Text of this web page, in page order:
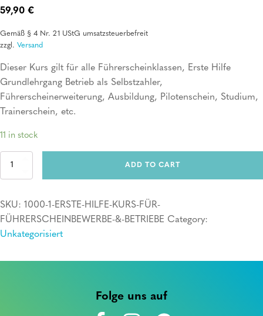
59,90 €
Gemäß § 4 Nr. 21 UStG umsatzsteuerbefreit
zzgl. Versand
Dieser Kurs gilt für alle Führerscheinklassen, Erste Hilfe
Grundlehrgang Betrieb als Selbstzahler,
Führerscheinerweiterung, Ausbildung, Pilotenschein, Studium,
Trainerschein, etc.
11 in stock
Erste
ADD TO CART
SKU: 1000-1-ERSTE-HILFE-KURS-FÜR-
FÜHRERSCHEINBEWERBE-&-BETRIEBE Category:
Unkategorisiert
Folge uns auf